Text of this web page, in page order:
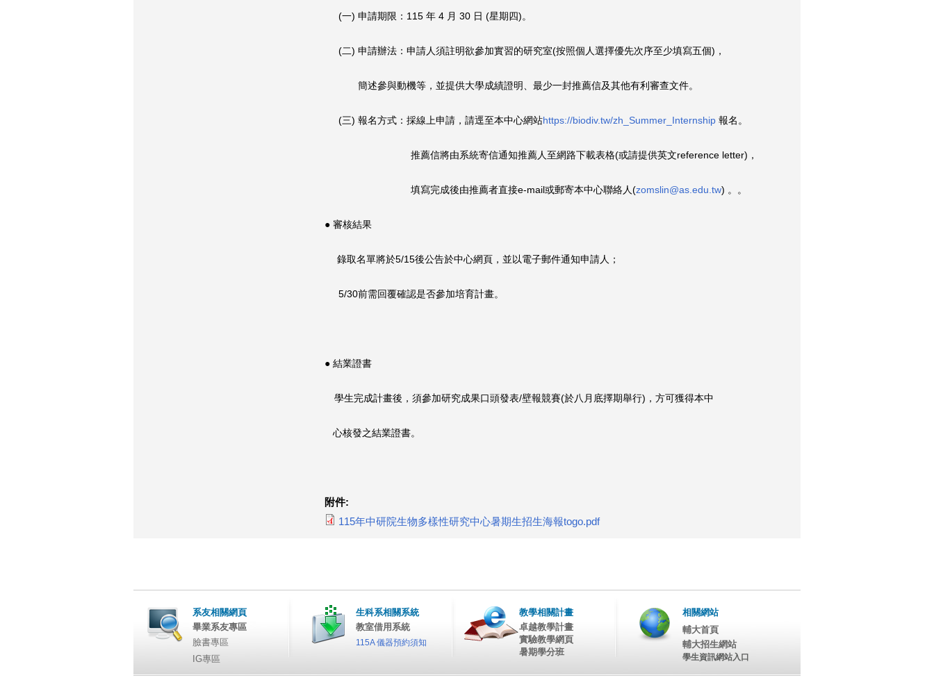
(一) 申請期限：115 年 4 月 30 日 (星期四)。
(二) 申請辦法：申請人須註明欲參加實習的研究室(按照個人選擇優先次序至少填寫五個)，
簡述參與動機等，並提供大學成績證明、 最少一封推薦信及其他有利審查文件。
(三) 報名方式：採線上申請，請逕至本中心網站https://biodiv.tw/zh_Summer_ Internship 報名。
推薦信將由系統寄信通知推薦人至網路下載表格(或請提供英文reference letter)，
填寫完成後由推薦者直接e-mail或郵寄本中心聯絡人(zomslin@as.edu.tw) 。。
● 審核結果
錄取名單將於5/15後公告於中心網頁， 並以電子郵件通知申請人；
5/30前需回覆確認是否參加培育計畫。
● 結業證書
學生完成計畫後，須參加研究成果口頭發表/壁報競賽(於八月底擇期舉行)，方可獲得本中
心核發之結業證書。
附件:
115年中研院生物多樣性研究中心暑期生招生海報togo.pdf
系友相關網頁
畢業系友專區
臉書專區
IG專區
生科系相關系統
教室借用系統
115A 儀器預約須知
教學相關計畫
卓越教學計畫
實驗教學網頁
暑期學分班
相關網站
輔大首頁
輔大招生網站
學生資訊網站入口